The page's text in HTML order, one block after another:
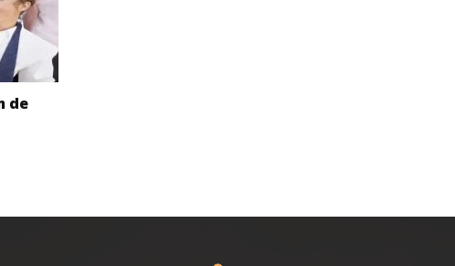
de